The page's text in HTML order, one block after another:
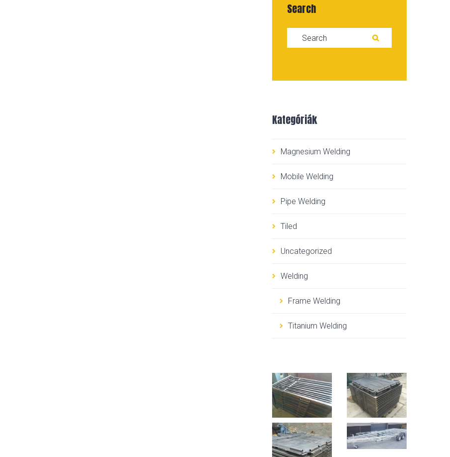
Search
Search for:
Kategóriák
Magnesium Welding
Mobile Welding
Pipe Welding
Tiled
Uncategorized
Welding
Frame Welding
Titanium Welding